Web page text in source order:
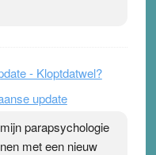
- Kloptdatwel?
update
parapsychologie
met een nieuw